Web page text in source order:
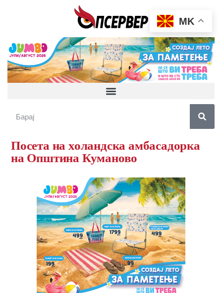
Посета на холандска амбасадорка
на Општина Куманово
MK